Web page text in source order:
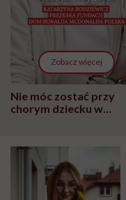
Zobacz więcej
Nie móc zostać przy
chorym dziecku w
może chyba tylko
głupota i brak
wyobraźni"